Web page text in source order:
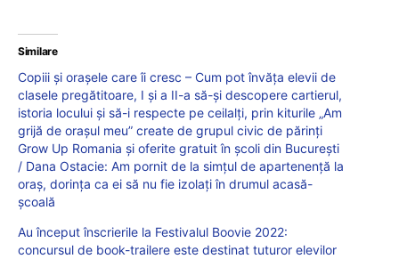
Similare
Copiii și orașele care îi cresc – Cum pot învăța elevii de
clasele pregătitoare, I și a II-a să-și descopere cartierul,
istoria locului și să-i respecte pe ceilalți, prin kiturile „Am
grijă de orașul meu” create de grupul civic de părinți
Grow Up Romania și oferite gratuit în școli din București
/ Dana Ostacie: Am pornit de la simțul de apartenență la
oraș, dorința ca ei să nu fie izolați în drumul acasă-
școală
Au început înscrierile la Festivalul Boovie 2022:
concursul de book-trailere este destinat tuturor elevilor